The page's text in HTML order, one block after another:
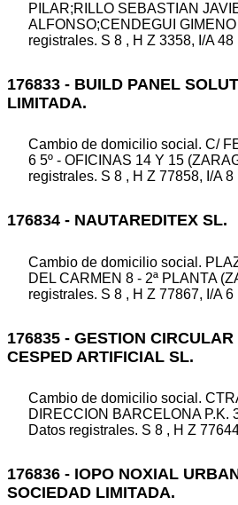
PILAR;RILLO SEBASTIAN
ALFONSO;CENDEGUI
registrales. S 8 , H Z 3358, I/A 48
176833 - BUILD PANEL
LIMITADA.
Cambio de domicilio social. C/
6 5º - OFICINAS 14 Y 15
registrales. S 8 , H Z 77858, I/A 8
176834 - NAUTAREDITEX SL.
Cambio de domicilio social.
DEL CARMEN 8 - 2ª PLANTA
registrales. S 8 , H Z 77867, I/A 6
176835 - GESTION
CESPED ARTIFICIAL SL.
Cambio de domicilio social.
DIRECCION BARCELONA P.K.
Datos registrales. S 8 , H Z
176836 - IOPO NOXIAL
SOCIEDAD LIMITADA.